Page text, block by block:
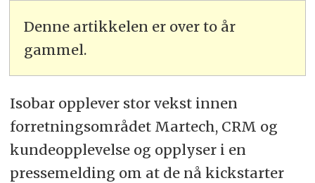
Denne artikkelen er over to år
gammel.
Isobar opplever stor vekst innen
forretningsområdet Martech, CRM og
kundeopplevelse og opplyser i en
pressemelding om at de nå kickstarter